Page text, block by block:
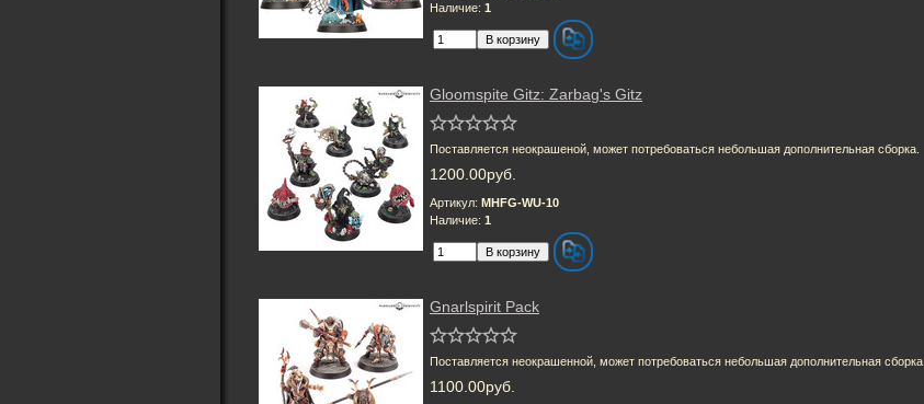
Наличие: 1
Gloomspite Gitz: Zarbag's Gitz
Поставляется неокрашеной, может потребоваться небольшая дополнительная сборка.
1200.00руб.
Артикул: MHFG-WU-10
Наличие: 1
Gnarlspirit Pack
Поставляется неокрашенной, может потребоваться небольшая дополнительная сборка.
1100.00руб.